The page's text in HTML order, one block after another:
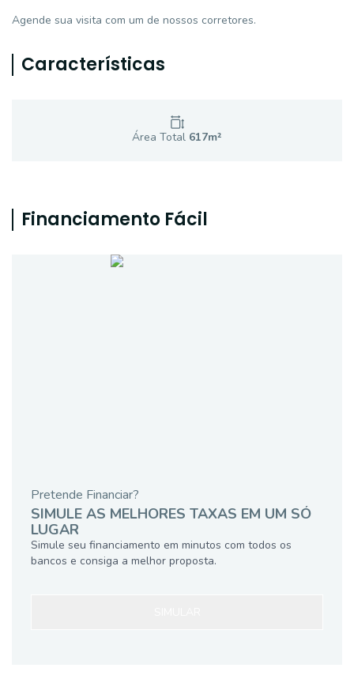
Agende sua visita com um de nossos corretores.
Características
Área Total 617m²
Financiamento Fácil
Pretende Financiar?
SIMULE AS MELHORES TAXAS EM UM SÓ
LUGAR
Simule seu financiamento em minutos com todos os
bancos e consiga a melhor proposta.